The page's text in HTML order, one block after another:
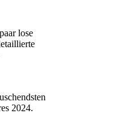
lose
2024.